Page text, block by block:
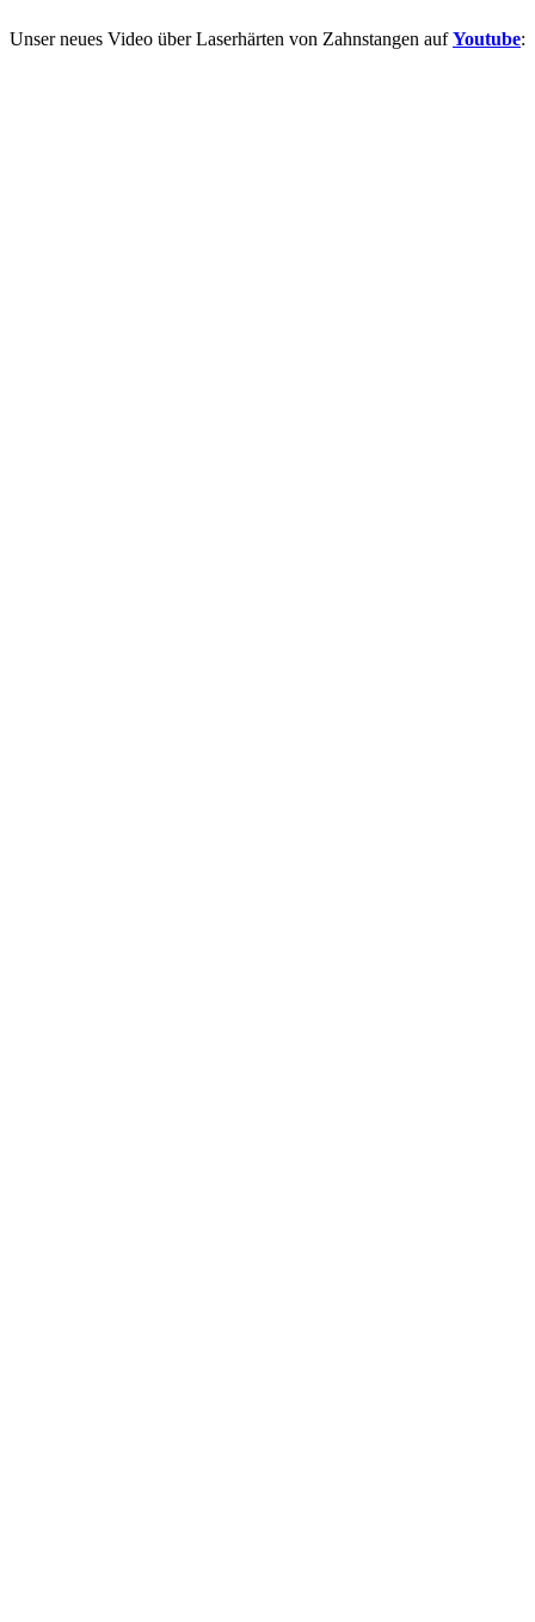
Unser neues Video über Laserhärten von Zahnstangen aufYoutube: